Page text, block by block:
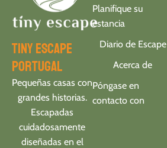
tiny escape
portugal
Pequeñas casas con
grandes historias.
Escapadas
cuidadosamente
diseñadas en el
Planifique su
estancia
Diario de Escape
Acerca de
Póngase en
contacto con